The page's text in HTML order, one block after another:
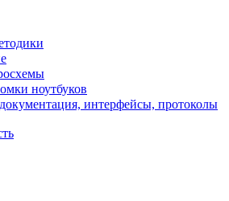
ноутбуков
интерфейсы, протоколы